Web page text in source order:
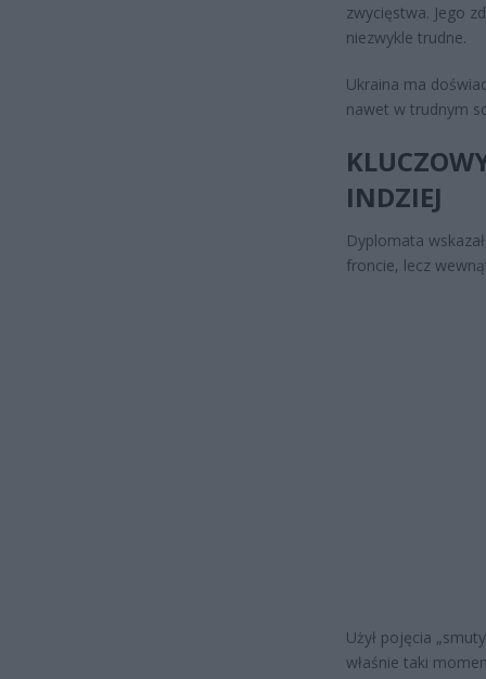
zwycięstwa. Jego
niezwykle trudne.
Ukraina ma
nawet w trudnym
INDZIEJ
Dyplomata
froncie, lecz
Użył pojęcia
właśnie taki